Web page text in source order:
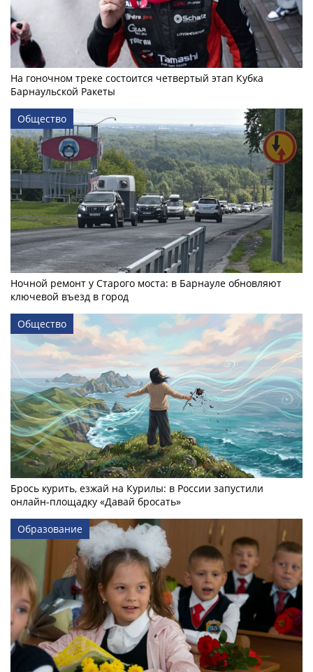
На гоночном треке состоится четвертый этап Кубка
Барнаульской Ракеты
Общество
Ночной ремонт у Старого моста: в Барнауле обновляют
ключевой въезд в город
Общество
Брось курить, езжай на Курилы: в России запустили
онлайн-­площадку «Давай бросать»
Образование